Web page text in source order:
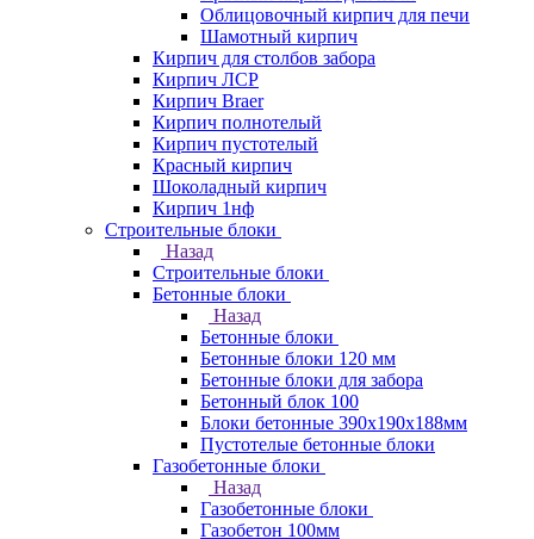
Облицовочный кирпич для печи
Шамотный кирпич
Кирпич для столбов забора
Кирпич ЛСР
Кирпич Braer
Кирпич полнотелый
Кирпич пустотелый
Красный кирпич
Шоколадный кирпич
Кирпич 1нф
Строительные блоки
Назад
Строительные блоки
Бетонные блоки
Назад
Бетонные блоки
Бетонные блоки 120 мм
Бетонные блоки для забора
Бетонный блок 100
Блоки бетонные 390х190х188мм
Пустотелые бетонные блоки
Газобетонные блоки
Назад
Газобетонные блоки
Газобетон 100мм